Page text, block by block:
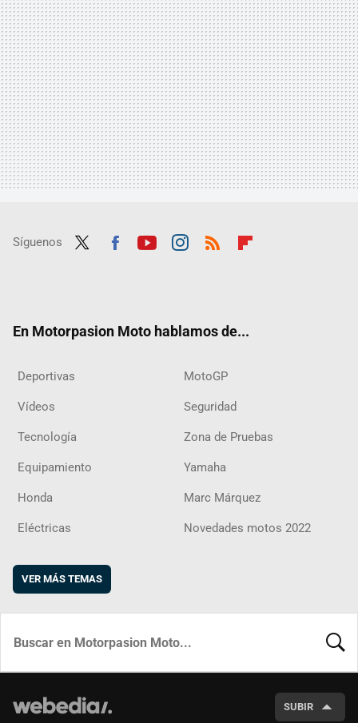
Síguenos
En Motorpasion Moto hablamos de...
Deportivas MotoGP
Vídeos Seguridad
Tecnología Zona de Pruebas
Equipamiento Yamaha
Honda Marc Márquez
Eléctricas Novedades motos 2022
VER MÁS TEMAS
SUBIR